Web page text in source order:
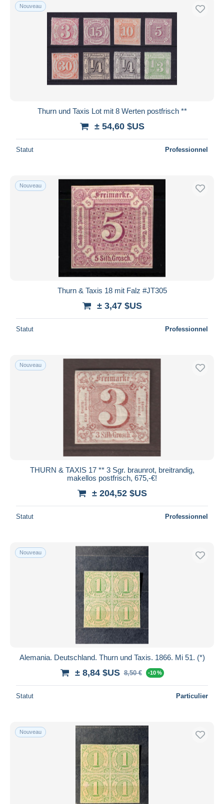
Nouveau
Thurn und Taxis Lot mit 8 Werten postfrisch **
± 54,60 $US
Statut Professionnel
Nouveau
Thurn & Taxis 18 mit Falz #JT305
± 3,47 $US
Statut Professionnel
Nouveau
THURN & TAXIS 17 ** 3 Sgr. braunrot, breitrandig,
makellos postfrisch, 675,-€!
± 204,52 $US
Statut Professionnel
Nouveau
Alemania. Deutschland. Thurn und Taxis. 1866. Mi 51. (*)
± 8,84 $US 8,50 € -10 %
Statut Particulier
Nouveau